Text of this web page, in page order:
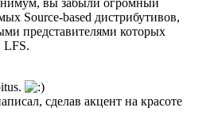
вы забыли огромный
Source-based дистрибутивов,
представителями которых
LFS.
сделав акцент на красоте